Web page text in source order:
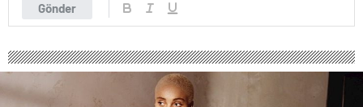
Gönder